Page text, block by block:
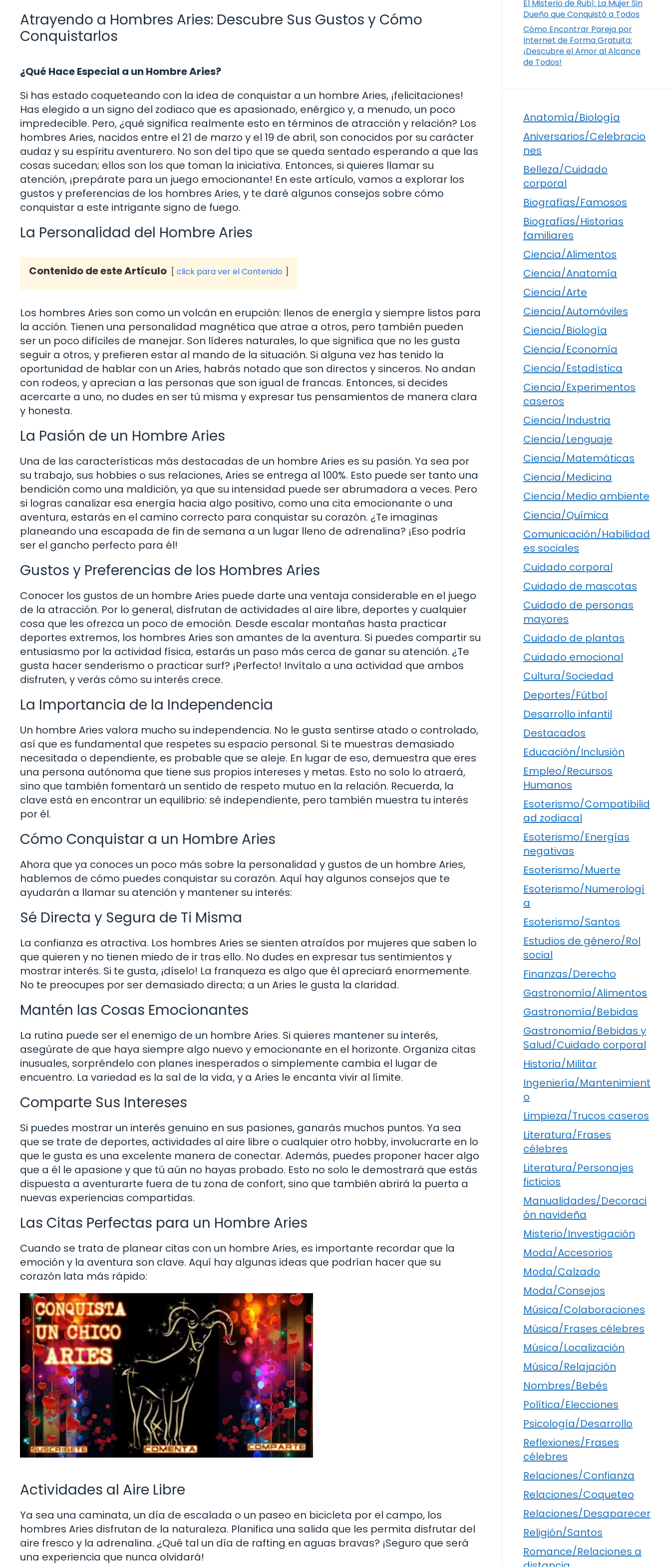
Atrayendo a Hombres Aries: Descubre Sus Gustos y Cómo
Conquistarlos
¿Qué Hace Especial a un Hombre Aries?
Si has estado coqueteando con la idea de conquistar a un hombre Aries, ¡felicitaciones!
Has elegido a un signo del zodiaco que es apasionado, enérgico y, a menudo, un poco
impredecible. Pero, ¿qué significa realmente esto en términos de atracción y relación? Los
hombres Aries, nacidos entre el 21 de marzo y el 19 de abril, son conocidos por su carácter
audaz y su espíritu aventurero. No son del tipo que se queda sentado esperando a que las
cosas sucedan; ellos son los que toman la iniciativa. Entonces, si quieres llamar su
atención, ¡prepárate para un juego emocionante! En este artículo, vamos a explorar los
gustos y preferencias de los hombres Aries, y te daré algunos consejos sobre cómo
conquistar a este intrigante signo de fuego.
La Personalidad del Hombre Aries
Contenido de este Artículo click para ver el Contenido
Los hombres Aries son como un volcán en erupción: llenos de energía y siempre listos para
la acción. Tienen una personalidad magnética que atrae a otros, pero también pueden
ser un poco difíciles de manejar. Son líderes naturales, lo que significa que no les gusta
seguir a otros, y prefieren estar al mando de la situación. Si alguna vez has tenido la
oportunidad de hablar con un Aries, habrás notado que son directos y sinceros. No andan
con rodeos, y aprecian a las personas que son igual de francas. Entonces, si decides
acercarte a uno, no dudes en ser tú misma y expresar tus pensamientos de manera clara
y honesta.
La Pasión de un Hombre Aries
Una de las características más destacadas de un hombre Aries es su pasión. Ya sea por
su trabajo, sus hobbies o sus relaciones, Aries se entrega al 100%. Esto puede ser tanto una
bendición como una maldición, ya que su intensidad puede ser abrumadora a veces. Pero
si logras canalizar esa energía hacia algo positivo, como una cita emocionante o una
aventura, estarás en el camino correcto para conquistar su corazón. ¿Te imaginas
planeando una escapada de fin de semana a un lugar lleno de adrenalina? ¡Eso podría
ser el gancho perfecto para él!
Gustos y Preferencias de los Hombres Aries
Conocer los gustos de un hombre Aries puede darte una ventaja considerable en el juego
de la atracción. Por lo general, disfrutan de actividades al aire libre, deportes y cualquier
cosa que les ofrezca un poco de emoción. Desde escalar montañas hasta practicar
deportes extremos, los hombres Aries son amantes de la aventura. Si puedes compartir su
entusiasmo por la actividad física, estarás un paso más cerca de ganar su atención. ¿Te
gusta hacer senderismo o practicar surf? ¡Perfecto! Invítalo a una actividad que ambos
disfruten, y verás cómo su interés crece.
La Importancia de la Independencia
Un hombre Aries valora mucho su independencia. No le gusta sentirse atado o controlado,
así que es fundamental que respetes su espacio personal. Si te muestras demasiado
necesitada o dependiente, es probable que se aleje. En lugar de eso, demuestra que eres
una persona autónoma que tiene sus propios intereses y metas. Esto no solo lo atraerá,
sino que también fomentará un sentido de respeto mutuo en la relación. Recuerda, la
clave está en encontrar un equilibrio: sé independiente, pero también muestra tu interés
por él.
Cómo Conquistar a un Hombre Aries
Ahora que ya conoces un poco más sobre la personalidad y gustos de un hombre Aries,
hablemos de cómo puedes conquistar su corazón. Aquí hay algunos consejos que te
ayudarán a llamar su atención y mantener su interés:
Sé Directa y Segura de Ti Misma
La confianza es atractiva. Los hombres Aries se sienten atraídos por mujeres que saben lo
que quieren y no tienen miedo de ir tras ello. No dudes en expresar tus sentimientos y
mostrar interés. Si te gusta, ¡díselo! La franqueza es algo que él apreciará enormemente.
No te preocupes por ser demasiado directa; a un Aries le gusta la claridad.
Mantén las Cosas Emocionantes
La rutina puede ser el enemigo de un hombre Aries. Si quieres mantener su interés,
asegúrate de que haya siempre algo nuevo y emocionante en el horizonte. Organiza citas
inusuales, sorpréndelo con planes inesperados o simplemente cambia el lugar de
encuentro. La variedad es la sal de la vida, y a Aries le encanta vivir al límite.
Comparte Sus Intereses
Si puedes mostrar un interés genuino en sus pasiones, ganarás muchos puntos. Ya sea
que se trate de deportes, actividades al aire libre o cualquier otro hobby, involucrarte en lo
que le gusta es una excelente manera de conectar. Además, puedes proponer hacer algo
que a él le apasione y que tú aún no hayas probado. Esto no solo le demostrará que estás
dispuesta a aventurarte fuera de tu zona de confort, sino que también abrirá la puerta a
nuevas experiencias compartidas.
Las Citas Perfectas para un Hombre Aries
Cuando se trata de planear citas con un hombre Aries, es importante recordar que la
emoción y la aventura son clave. Aquí hay algunas ideas que podrían hacer que su
corazón lata más rápido:
Actividades al Aire Libre
Ya sea una caminata, un día de escalada o un paseo en bicicleta por el campo, los
hombres Aries disfrutan de la naturaleza. Planifica una salida que les permita disfrutar del
aire fresco y la adrenalina. ¿Qué tal un día de rafting en aguas bravas? ¡Seguro que será
una experiencia que nunca olvidará!
El Misterio de Rubí: La Mujer Sin
Dueño que Conquistó a Todos
Cómo Encontrar Pareja por
Internet de Forma Gratuita:
¡Descubre el Amor al Alcance
de Todos!
Anatomía/Biología
Aniversarios/Celebracio
nes
Belleza/Cuidado
corporal
Biografías/Famosos
Biografías/Historias
familiares
Ciencia/Alimentos
Ciencia/Anatomía
Ciencia/Arte
Ciencia/Automóviles
Ciencia/Biología
Ciencia/Economía
Ciencia/Estadística
Ciencia/Experimentos
caseros
Ciencia/Industria
Ciencia/Lenguaje
Ciencia/Matemáticas
Ciencia/Medicina
Ciencia/Medio ambiente
Ciencia/Química
Comunicación/Habilidad
es sociales
Cuidado corporal
Cuidado de mascotas
Cuidado de personas
mayores
Cuidado de plantas
Cuidado emocional
Cultura/Sociedad
Deportes/Fútbol
Desarrollo infantil
Destacados
Educación/Inclusión
Empleo/Recursos
Humanos
Esoterismo/Compatibilid
ad zodiacal
Esoterismo/Energías
negativas
Esoterismo/Muerte
Esoterismo/Numerologí
a
Esoterismo/Santos
Estudios de género/Rol
social
Finanzas/Derecho
Gastronomía/Alimentos
Gastronomía/Bebidas
Gastronomía/Bebidas y
Salud/Cuidado corporal
Historia/Militar
Ingeniería/Mantenimient
o
Limpieza/Trucos caseros
Literatura/Frases
célebres
Literatura/Personajes
ficticios
Manualidades/Decoraci
ón navideña
Misterio/Investigación
Moda/Accesorios
Moda/Calzado
Moda/Consejos
Música/Colaboraciones
Música/Frases célebres
Música/Localización
Música/Relajación
Nombres/Bebés
Política/Elecciones
Psicología/Desarrollo
Reflexiones/Frases
célebres
Relaciones/Confianza
Relaciones/Coqueteo
Relaciones/Desaparecer
Religión/Santos
Romance/Relaciones a